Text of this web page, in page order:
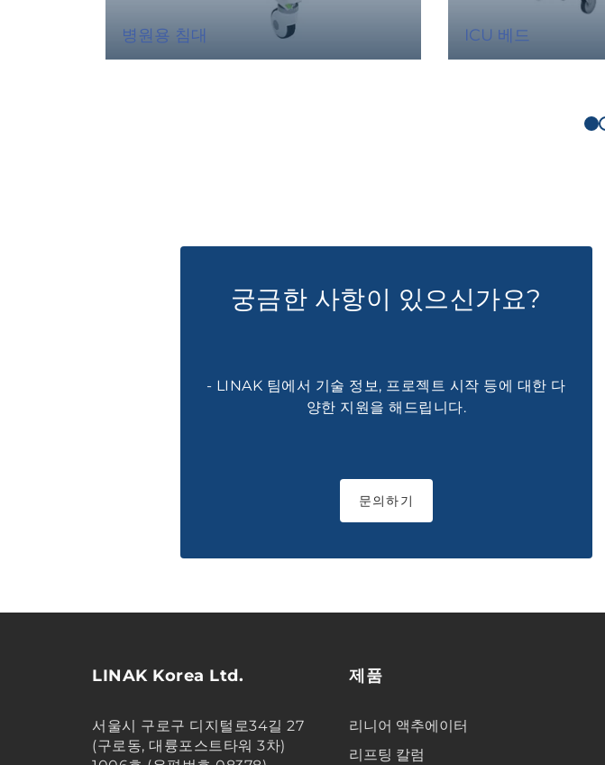
병원용 침대 ICU 베드
궁금한 사항이 있으신가요?
- LINAK 팀에서 기술 정보, 프로젝트 시작 등에 대한 다
양한 지원을 해드립니다.
문의하기
LINAK Korea Ltd.
서울시 구로구 디지털로34길 27
(구로동, 대륭포스트타워 3차)
제품
리니어 액추에이터
리프팅 칼럼